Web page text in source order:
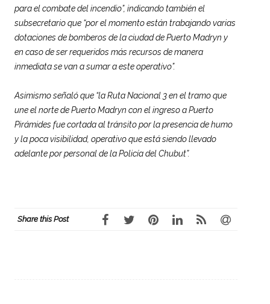
para el combate del incendio”, indicando también el
subsecretario que “por el momento están trabajando varias
dotaciones de bomberos de la ciudad de Puerto Madryn y
en caso de ser requeridos más recursos de manera
inmediata se van a sumar a este operativo”.
Asimismo señaló que “la Ruta Nacional 3 en el tramo que
une el norte de Puerto Madryn con el ingreso a Puerto
Pirámides fue cortada al tránsito por la presencia de humo
y la poca visibilidad, operativo que está siendo llevado
adelante por personal de la Policía del Chubut”.
Share this Post